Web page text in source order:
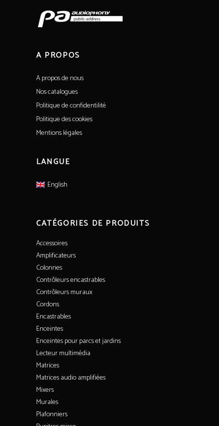
A PROPOS
A propos de nous
Nos catalogues
Politique de confidentilité
Politique des cookies
Mentions légales
LANGUE
English
CATÉGORIES DE PRODUITS
Accessoires
Amplificateurs
Colonnes
Contrôleurs encastrables
Contrôleurs muraux
Cordons
Encastrables
Enceintes
Enceintes pour parcs et jardins
Lecteur multimédia
Matrices
Matrices audio amplifiées
Mixers
Murales
Plafonniers